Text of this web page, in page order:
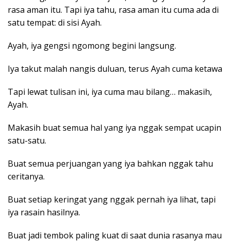
rasa aman itu. Tapi iya tahu, rasa aman itu cuma ada di
satu tempat: di sisi Ayah.
Ayah, iya gengsi ngomong begini langsung.
Iya takut malah nangis duluan, terus Ayah cuma ketawa
Tapi lewat tulisan ini, iya cuma mau bilang… makasih,
Ayah.
Makasih buat semua hal yang iya nggak sempat ucapin
satu-satu.
Buat semua perjuangan yang iya bahkan nggak tahu
ceritanya.
Buat setiap keringat yang nggak pernah iya lihat, tapi
iya rasain hasilnya.
Buat jadi tembok paling kuat di saat dunia rasanya mau